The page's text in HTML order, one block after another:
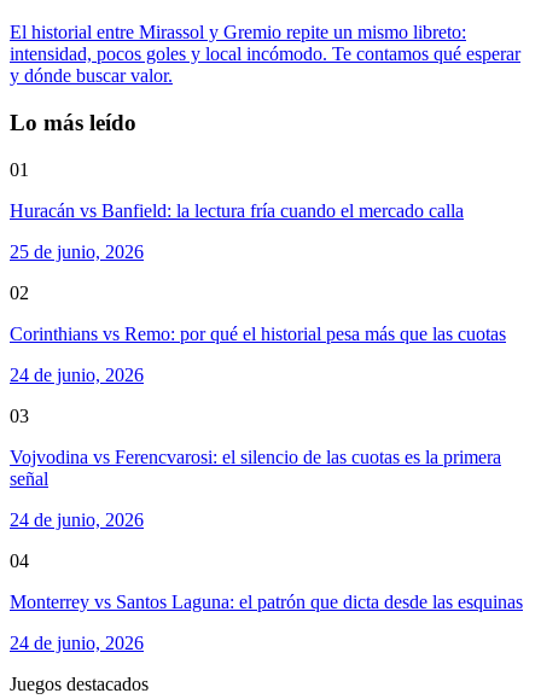
El historial entre Mirassol y Gremio repite un mismo libreto:
intensidad, pocos goles y local incómodo. Te contamos qué esperar
y dónde buscar valor.
Lo más leído
01
Huracán vs Banfield: la lectura fría cuando el mercado calla
25 de junio, 2026
02
Corinthians vs Remo: por qué el historial pesa más que las cuotas
24 de junio, 2026
03
Vojvodina vs Ferencvarosi: el silencio de las cuotas es la primera
señal
24 de junio, 2026
04
Monterrey vs Santos Laguna: el patrón que dicta desde las esquinas
24 de junio, 2026
Juegos destacados